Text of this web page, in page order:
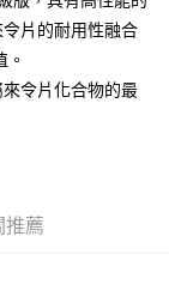
AFTEE先享後付」
可透過四大超商／
示為準，若有關於
「AFTEE先享後付
片的耐用性融合
令片化合物的最
推薦